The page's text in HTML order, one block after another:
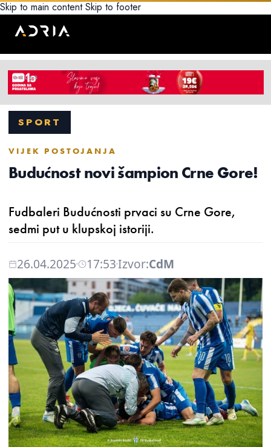
Skip to main content Skip to footer
SPORT
VIJEK POSTOJANJA
Budućnost novi šampion Crne Gore!
Fudbaleri Budućnosti prvaci su Crne Gore,
sedmi put u klupskoj istoriji.
26.04.2025 17:53Izvor:CdM